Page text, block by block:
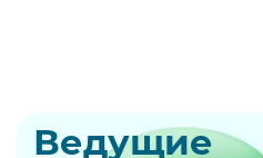
Ведущие